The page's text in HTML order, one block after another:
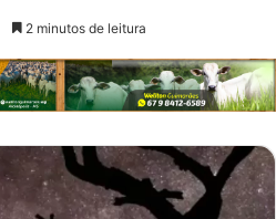
2 minutos de leitura